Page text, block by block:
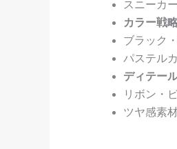
スニーカ
カラー戦
ブラック
パステル
ディテー
リボン・
ツヤ感素